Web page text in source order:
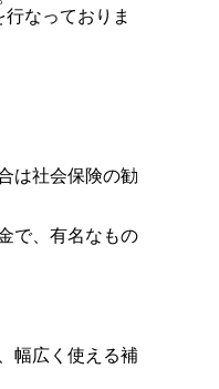
なっておりま
は社会保険の勧
で、有名なもの
幅広く使える補